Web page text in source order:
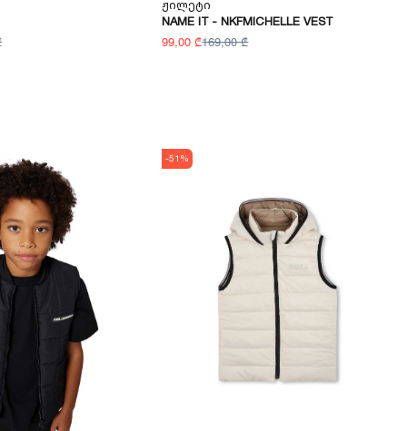
Ჟილეტი
NAME IT - NKFMICHELLE VEST
99,00 ₾169,00 ₾
-51%